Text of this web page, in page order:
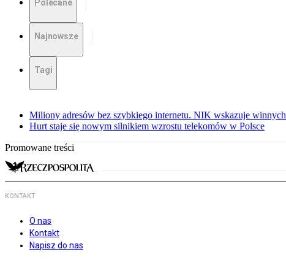
Polecane
Najnowsze
Tagi
Miliony adresów bez szybkiego internetu. NIK wskazuje winnych
Hurt staje się nowym silnikiem wzrostu telekomów w Polsce
Promowane treści
KONTAKT
O nas
Kontakt
Napisz do nas